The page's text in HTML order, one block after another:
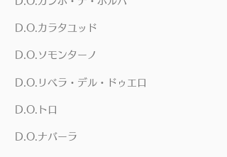
D.O.カラタユッド
D.O.ソモンターノ
D.O.リベラ・デル・ドゥエロ
D.O.トロ
D.O.ナバーラ